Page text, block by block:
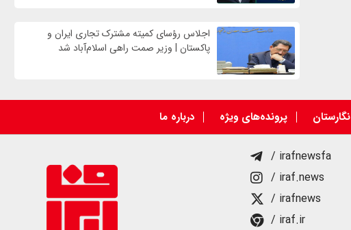
اجلاس رؤسای کمیته مشترک تجاری ایران و
پاکستان | وزیر صمت راهی اسلام‌آباد شد
نگارستان پرونده‌های ویژه درباره ما
/ irafnewsfa
/ iraf.news
/ irafnews
/ iraf.ir